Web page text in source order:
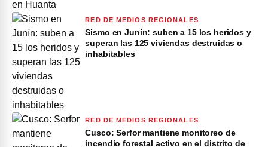
RED DE MEDIOS REGIONALES
Sismo en Junín: suben a 15 los heridos y
superan las 125 viviendas destruidas o
inhabitables
RED DE MEDIOS REGIONALES
Cusco: Serfor mantiene monitoreo de
incendio forestal activo en el distrito de